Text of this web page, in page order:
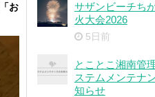
「お
サザンビーチち
火大会2026
5日前
とことこ湘南管
ステムメンテナ
知らせ